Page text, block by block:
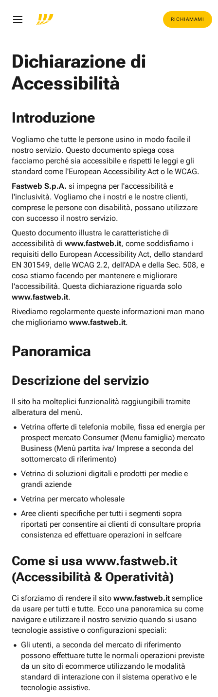
RICHIAMAMI
Dichiarazione di
Accessibilità
Introduzione
Vogliamo che tutte le persone usino in modo facile il
nostro servizio. Questo documento spiega cosa
facciamo perché sia accessibile e rispetti le leggi e gli
standard come l'European Accessibility Act o le WCAG.
Fastweb S.p.A. si impegna per l'accessibilità e
l'inclusività. Vogliamo che i nostri e le nostre clienti,
comprese le persone con disabilità, possano utilizzare
con successo il nostro servizio.
Questo documento illustra le caratteristiche di
accessibilità di www.fastweb.it, come soddisfiamo i
requisiti dello European Accessibility Act, dello standard
EN 301549, delle WCAG 2.2, dell'ADA e della Sec. 508, e
cosa stiamo facendo per mantenere e migliorare
l'accessibilità. Questa dichiarazione riguarda solo
www.fastweb.it.
Rivediamo regolarmente queste informazioni man mano
che miglioriamo www.fastweb.it.
Panoramica
Descrizione del servizio
Il sito ha molteplici funzionalità raggiungibili tramite
alberatura del menù.
Vetrina offerte di telefonia mobile, fissa ed energia per
prospect mercato Consumer (Menu famiglia) mercato
Business (Menù partita iva/ Imprese a seconda del
sottomercato di riferimento)
Vetrina di soluzioni digitali e prodotti per medie e
grandi aziende
Vetrina per mercato wholesale
Aree clienti specifiche per tutti i segmenti sopra
riportati per consentire ai clienti di consultare propria
consistenza ed effettuare operazioni in selfcare
Come si usa www.fastweb.it
(Accessibilità & Operatività)
Ci sforziamo di rendere il sito www.fastweb.it semplice
da usare per tutti e tutte. Ecco una panoramica su come
navigare e utilizzare il nostro servizio quando si usano
tecnologie assistive o configurazioni speciali:
Gli utenti, a seconda del mercato di riferimento
possono effettuare tutte le normali operazioni previste
da un sito di ecommerce utilizzando le modalità
standard di interazione con il sistema operativo e le
tecnologie assistive.